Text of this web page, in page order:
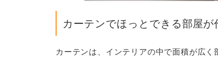
カーテンでほっとできる部屋が
カーテンは、インテリアの中で面積が広